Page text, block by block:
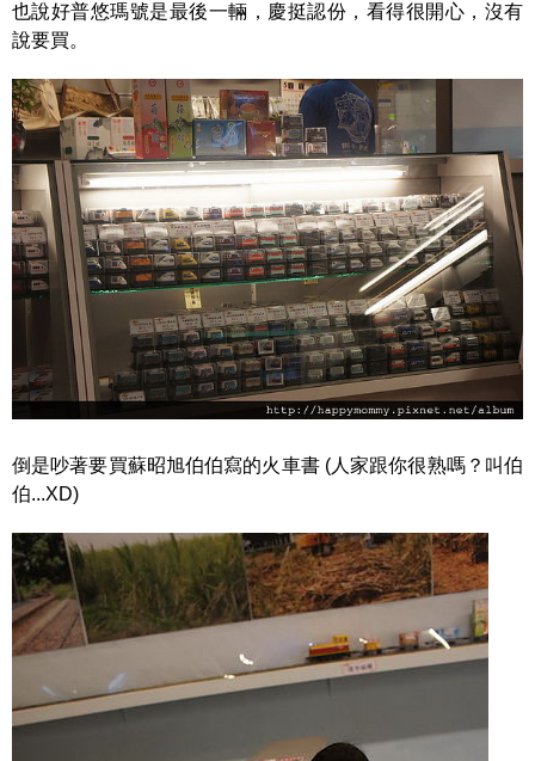
也說好普悠瑪號是最後一輛，慶挺認份，看得很開心，沒有
說要買。
倒是吵著要買蘇昭旭伯伯寫的火車書 (人家跟你很熟嗎？叫伯
伯...XD)